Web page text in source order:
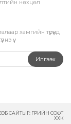
нөхцөл
хамгийн түрүүнд
үү.
Илгээх
САЙТЫГ: ГРИЙН СОФТ
ХХК